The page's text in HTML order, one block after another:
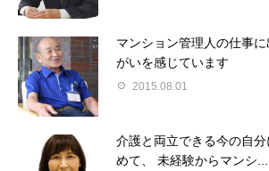
マンション管理人の仕事
がいを感じています
2015.08.01
介護と両立できる今の自
めて、 未経験からマンシ...